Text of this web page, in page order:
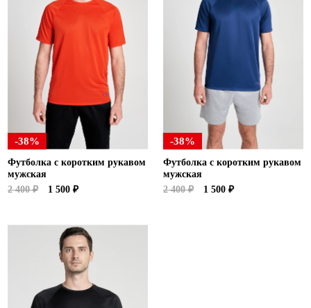
-38%
Футболка с коротким рукавом
мужская
2 400 ₽
1 500 ₽
-38%
Футболка с коротким рукавом
мужская
2 400 ₽
1 500 ₽